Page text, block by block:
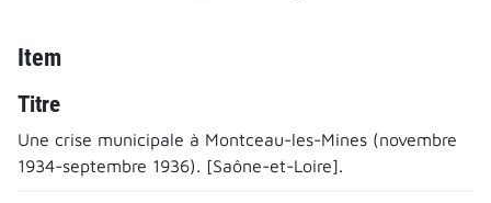
Item
Titre
Une crise municipale à Montceau-les-Mines (novembre
1934-septembre 1936). [Saône-et-Loire].